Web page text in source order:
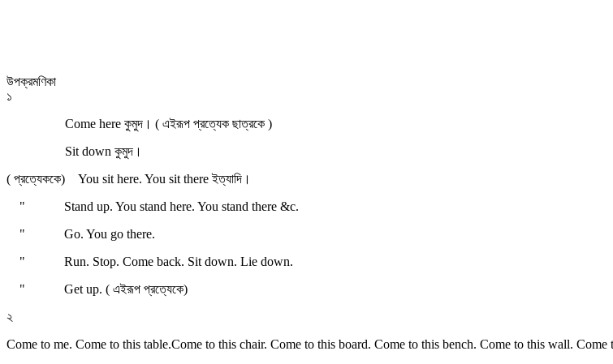
উপক্রমণিকা
১
Come here কুমুদ। ( এইরূপ প্রত্যেক ছাত্রকে )
Sit down কুমুদ।
( প্রত্যেককে)
You sit here. You sit there ইত্যাদি।
"
Stand up. You stand here. You stand there &c.
"
Go. You go there.
"
Run. Stop. Come back. Sit down. Lie down.
"
Get up. ( এইরূপ প্রত্যেকে)
২
Come to me. Come to this table.Come to this chair. Come to this board. Come to this bench. Come to this wall. Come